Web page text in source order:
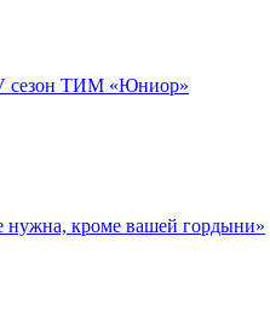
сезон ТИМ «Юниор»
нужна, кроме вашей гордыни»